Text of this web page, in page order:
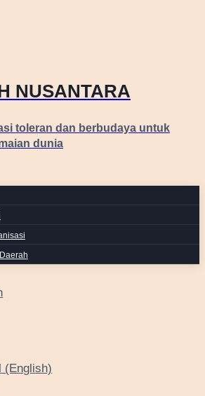
NUSANTARA
toleran dan berbudaya untuk
dunia
(English)